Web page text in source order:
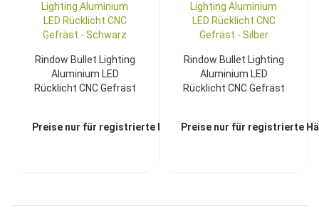
Rindow Bullet Lighting
Aluminium LED
Rücklicht CNC Gefräst
Preise nur für registrierte Händler sichtbar
Rindow Bullet Lighting
Aluminium LED
Rücklicht CNC Gefräst
Preise nur für registrierte